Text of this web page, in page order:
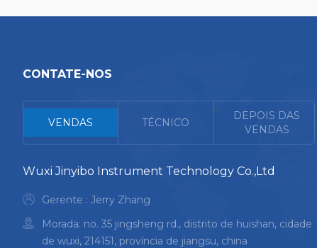
CONTATE-NOS
VENDAS TÉCNICO
<
DEPOIS DAS
VENDAS
Wuxi Jinyibo Instrument Technology Co.,Ltd
Gerente : Jerry Zhang
Morada: no. 35 jingsheng rd., distrito de huishan, cidade
de wuxi, 214151, província de jiangsu, china